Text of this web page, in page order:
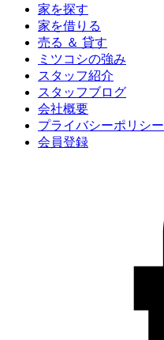
家を探す
家を借りる
売る ＆ 貸す
ミツコシの強み
スタッフ紹介
スタッフブログ
会社概要
プライバシーポリシー
会員登録